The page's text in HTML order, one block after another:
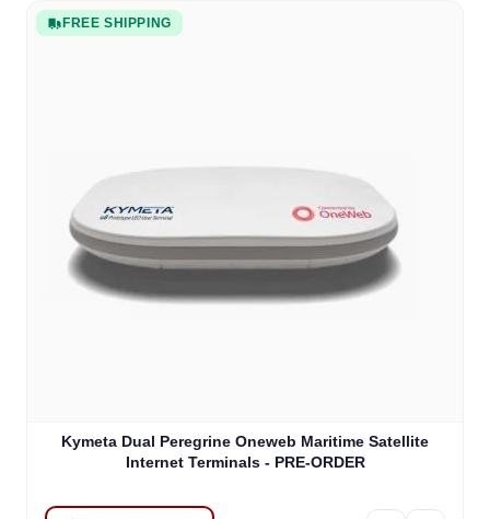
FREE SHIPPING
Kymeta Dual Peregrine Oneweb Maritime Satellite
Internet Terminals - PRE-ORDER